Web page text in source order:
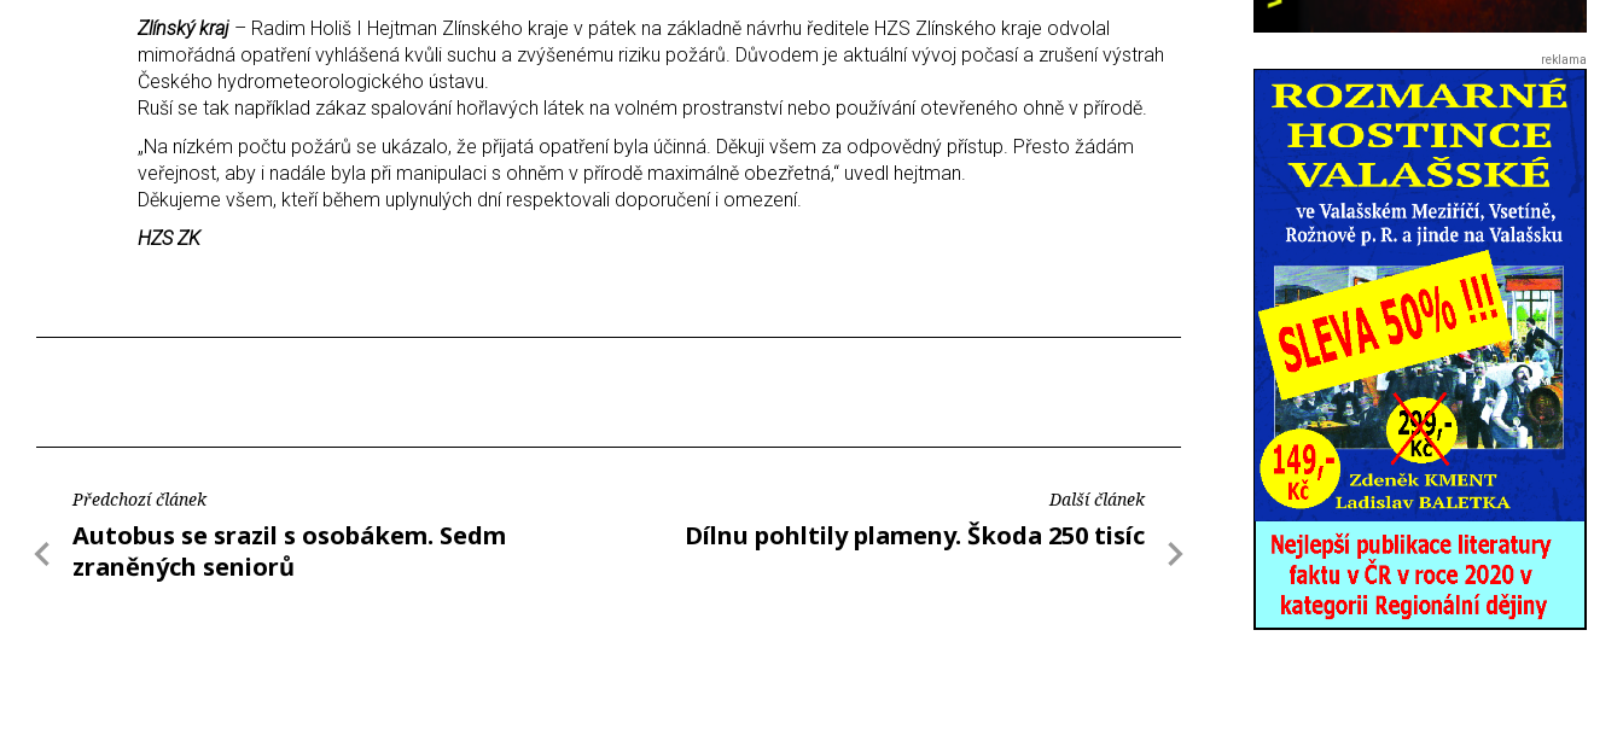
Zlínský kraj – Radim Holiš I Hejtman Zlínského kraje v pátek na základně návrhu ředitele HZS Zlínského kraje odvolal
mimořádná opatření vyhlášená kvůli suchu a zvýšenému riziku požárů. Důvodem je aktuální vývoj počasí a zrušení výstrah
Českého hydrometeorologického ústavu.
Ruší se tak například zákaz spalování hořlavých látek na volném prostranství nebo používání otevřeného ohně v přírodě.
„Na nízkém počtu požárů se ukázalo, že přijatá opatření byla účinná. Děkuji všem za odpovědný přístup. Přesto žádám
veřejnost, aby i nadále byla při manipulaci s ohněm v přírodě maximálně obezřetná,“ uvedl hejtman.
Děkujeme všem, kteří během uplynulých dní respektovali doporučení i omezení.
HZS ZK
Předchozí článek
Autobus se srazil s osobákem. Sedm
zraněných seniorů
Další článek
Dílnu pohltily plameny. Škoda 250 tisíc